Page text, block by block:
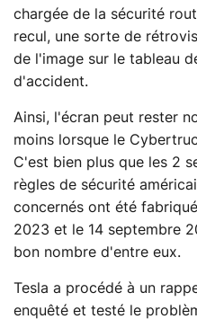
chargée de la sécurité
recul, une sorte de
de l'image sur le tableau
d'accident.
Ainsi, l'écran peut rester
moins lorsque le
C'est bien plus que les 2
règles de sécurité
concernés ont été
2023 et le 14 septembre
bon nombre d'entre eux.
Tesla a procédé à un
enquêté et testé le